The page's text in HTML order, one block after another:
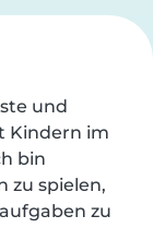
und
Kindern im
bin
zu spielen,
zu